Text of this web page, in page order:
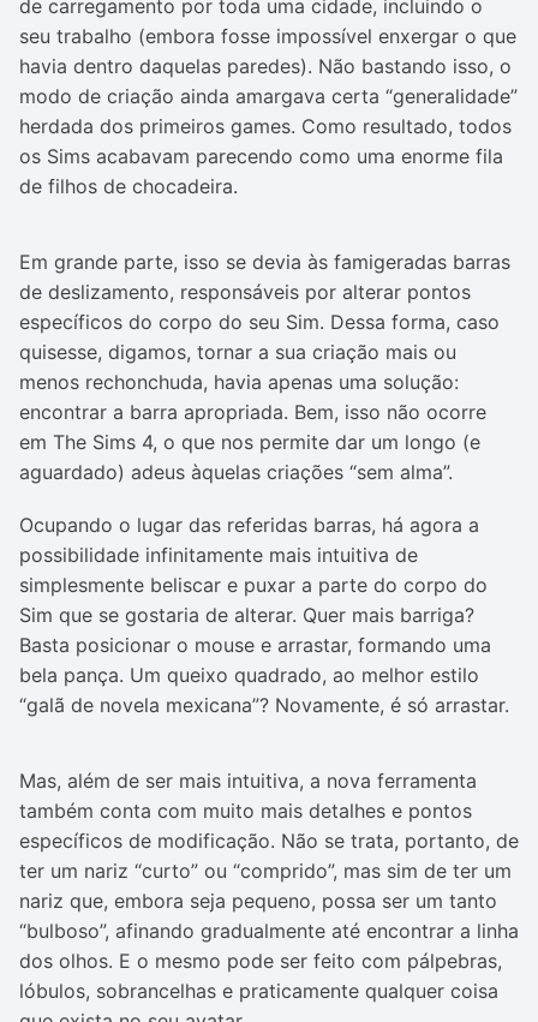
de carregamento por toda uma cidade, incluindo o
seu trabalho (embora fosse impossível enxergar o que
havia dentro daquelas paredes). Não bastando isso, o
modo de criação ainda amargava certa “generalidade”
herdada dos primeiros games. Como resultado, todos
os Sims acabavam parecendo como uma enorme fila
de filhos de chocadeira.
Em grande parte, isso se devia às famigeradas barras
de deslizamento, responsáveis por alterar pontos
específicos do corpo do seu Sim. Dessa forma, caso
quisesse, digamos, tornar a sua criação mais ou
menos rechonchuda, havia apenas uma solução:
encontrar a barra apropriada. Bem, isso não ocorre
em The Sims 4, o que nos permite dar um longo (e
aguardado) adeus àquelas criações “sem alma”.
Ocupando o lugar das referidas barras, há agora a
possibilidade infinitamente mais intuitiva de
simplesmente beliscar e puxar a parte do corpo do
Sim que se gostaria de alterar. Quer mais barriga?
Basta posicionar o mouse e arrastar, formando uma
bela pança. Um queixo quadrado, ao melhor estilo
“galã de novela mexicana”? Novamente, é só arrastar.
Mas, além de ser mais intuitiva, a nova ferramenta
também conta com muito mais detalhes e pontos
específicos de modificação. Não se trata, portanto, de
ter um nariz “curto” ou “comprido”, mas sim de ter um
nariz que, embora seja pequeno, possa ser um tanto
“bulboso”, afinando gradualmente até encontrar a linha
dos olhos. E o mesmo pode ser feito com pálpebras,
lóbulos, sobrancelhas e praticamente qualquer coisa